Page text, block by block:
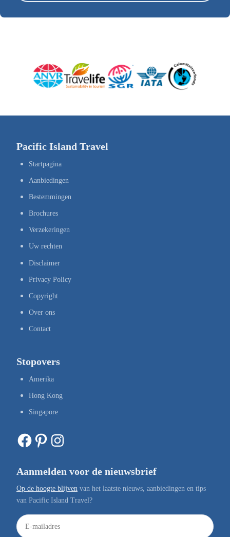
Pacific Island Travel
Startpagina
Aanbiedingen
Bestemmingen
Brochures
Verzekeringen
Uw rechten
Disclaimer
Privacy Policy
Copyright
Over ons
Contact
Stopovers
Amerika
Hong Kong
Singapore
Facebook Pinterest Instagram
Aanmelden voor de nieuwsbrief
Op de hoogte blijven van het laatste nieuws, aanbiedingen en tips
van Pacific Island Travel?
E
-